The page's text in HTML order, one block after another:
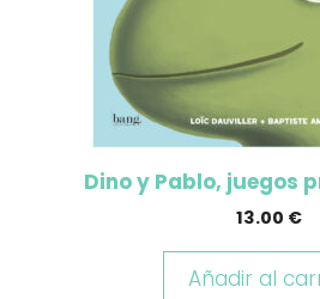
Dino y Pablo, juegos
13.00 €
Añadir al